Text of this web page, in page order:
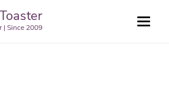
| Since 2009